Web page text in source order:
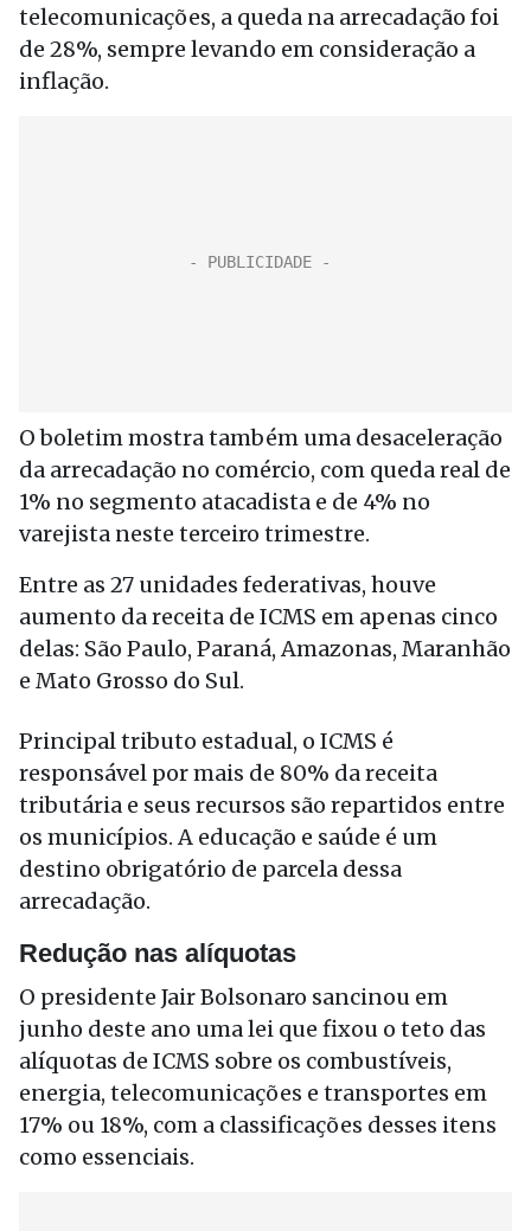
telecomunicações, a queda na arrecadação foi
de 28%, sempre levando em consideração a
inflação.
O boletim mostra também uma desaceleração
da arrecadação no comércio, com queda real de
1% no segmento atacadista e de 4% no
varejista neste terceiro trimestre.
Entre as 27 unidades federativas, houve
aumento da receita de ICMS em apenas cinco
delas: São Paulo, Paraná, Amazonas, Maranhão
e Mato Grosso do Sul.
Principal tributo estadual, o ICMS é
responsável por mais de 80% da receita
tributária e seus recursos são repartidos entre
os municípios. A educação e saúde é um
destino obrigatório de parcela dessa
arrecadação.
Redução nas alíquotas
O presidente Jair Bolsonaro sancinou em
junho deste ano uma lei que fixou o teto das
alíquotas de ICMS sobre os combustíveis,
energia, telecomunicações e transportes em
17% ou 18%, com a classificações desses itens
como essenciais.